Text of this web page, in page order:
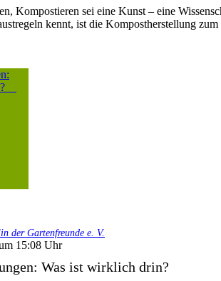
Kompostieren sei eine Kunst – eine
kennt, ist die Kompostherstellung
der Gartenfreunde e. V.
15:08 Uhr
Was ist wirklich drin?